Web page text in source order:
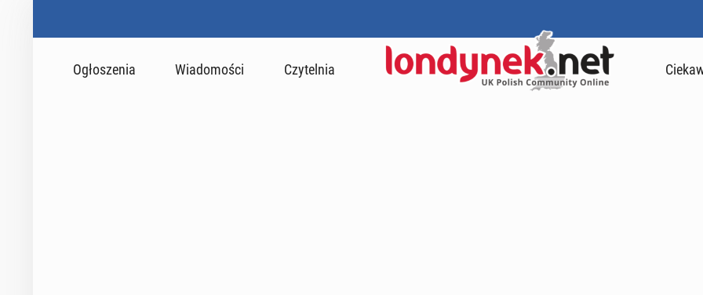
Ogłoszenia Wiadomości Czytelnia